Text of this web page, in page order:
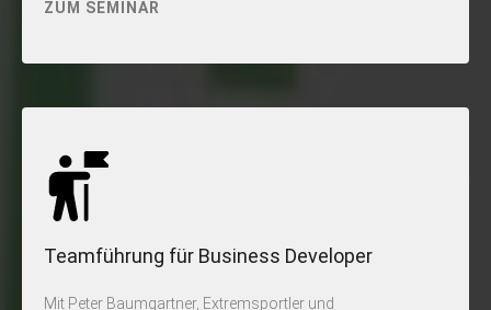
ZUM SEMINAR
Teamführung für Business Developer
Mit Peter Baumgartner, Extremsportler und